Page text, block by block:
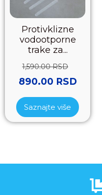
Protivklizne
vodootporne
trake za...
1,590.00RSD
890.00 RSD
Saznajte više